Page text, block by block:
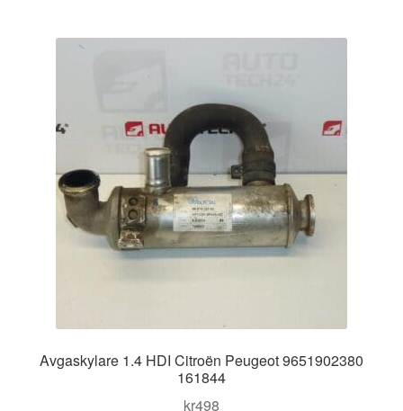
Avgaskylare 1.4 HDI Citroën Peugeot 9651902380
161844
kr498